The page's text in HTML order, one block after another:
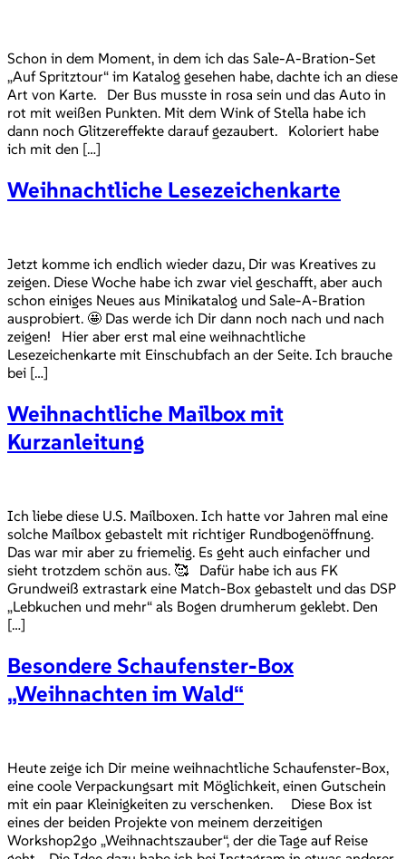
Schon in dem Moment, in dem ich das Sale-A-Bration-Set
„Auf Spritztour“ im Katalog gesehen habe, dachte ich an diese
Art von Karte. Der Bus musste in rosa sein und das Auto in
rot mit weißen Punkten. Mit dem Wink of Stella habe ich
dann noch Glitzereffekte darauf gezaubert. Koloriert habe
ich mit den […]
Weihnachtliche Lesezeichenkarte
Jetzt komme ich endlich wieder dazu, Dir was Kreatives zu
zeigen. Diese Woche habe ich zwar viel geschafft, aber auch
schon einiges Neues aus Minikatalog und Sale-A-Bration
ausprobiert. 🤩 Das werde ich Dir dann noch nach und nach
zeigen! Hier aber erst mal eine weihnachtliche
Lesezeichenkarte mit Einschubfach an der Seite. Ich brauche
bei […]
Weihnachtliche Mailbox mit
Kurzanleitung
Ich liebe diese U.S. Mailboxen. Ich hatte vor Jahren mal eine
solche Mailbox gebastelt mit richtiger Rundbogenöffnung.
Das war mir aber zu friemelig. Es geht auch einfacher und
sieht trotzdem schön aus. 🥰 Dafür habe ich aus FK
Grundweiß extrastark eine Match-Box gebastelt und das DSP
„Lebkuchen und mehr“ als Bogen drumherum geklebt. Den
[…]
Besondere Schaufenster-Box
„Weihnachten im Wald“
Heute zeige ich Dir meine weihnachtliche Schaufenster-Box,
eine coole Verpackungsart mit Möglichkeit, einen Gutschein
mit ein paar Kleinigkeiten zu verschenken. Diese Box ist
eines der beiden Projekte von meinem derzeitigen
Workshop2go „Weihnachtszauber“, der die Tage auf Reise